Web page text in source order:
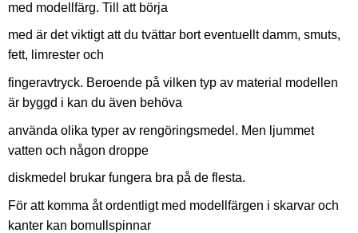
med modellfärg. Till att börja
med är det viktigt att du tvättar bort eventuellt damm, smuts,
fett, limrester och
fingeravtryck. Beroende på vilken typ av material modellen
är byggd i kan du även behöva
använda olika typer av rengöringsmedel. Men ljummet
vatten och någon droppe
diskmedel brukar fungera bra på de flesta.
För att komma åt ordentligt med modellfärgen i skarvar och
kanter kan bomullspinnar